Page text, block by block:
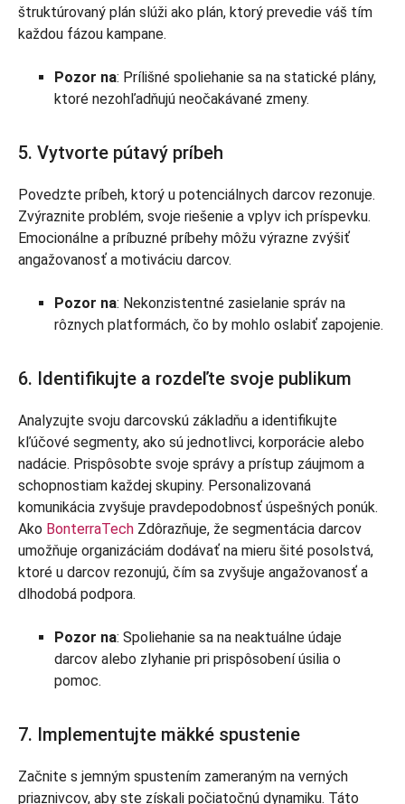
štruktúrovaný plán slúži ako plán, ktorý prevedie váš tím
každou fázou kampane.
Pozor na: Prílišné spoliehanie sa na statické plány,
ktoré nezohľadňujú neočakávané zmeny.
5. Vytvorte pútavý príbeh
Povedzte príbeh, ktorý u potenciálnych darcov rezonuje.
Zvýraznite problém, svoje riešenie a vplyv ich príspevku.
Emocionálne a príbuzné príbehy môžu výrazne zvýšiť
angažovanosť a motiváciu darcov.
Pozor na: Nekonzistentné zasielanie správ na
rôznych platformách, čo by mohlo oslabiť zapojenie.
6. Identifikujte a rozdeľte svoje publikum
Analyzujte svoju darcovskú základňu a identifikujte
kľúčové segmenty, ako sú jednotlivci, korporácie alebo
nadácie. Prispôsobte svoje správy a prístup záujmom a
schopnostiam každej skupiny. Personalizovaná
komunikácia zvyšuje pravdepodobnosť úspešných ponúk.
Ako BonterraTech Zdôrazňuje, že segmentácia darcov
umožňuje organizáciám dodávať na mieru šité posolstvá,
ktoré u darcov rezonujú, čím sa zvyšuje angažovanosť a
dlhodobá podpora.
Pozor na: Spoliehanie sa na neaktuálne údaje
darcov alebo zlyhanie pri prispôsobení úsilia o
pomoc.
7. Implementujte mäkké spustenie
Začnite s jemným spustením zameraným na verných
priaznivcov, aby ste získali počiatočnú dynamiku. Táto